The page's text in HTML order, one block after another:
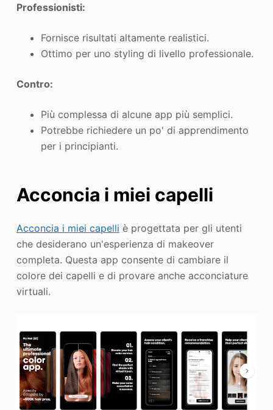
Professionisti:
Fornisce risultati altamente realistici.
Ottimo per uno styling di livello professionale.
Contro:
Più complessa di alcune app più semplici.
Potrebbe richiedere un po' di apprendimento
per i principianti.
Acconcia i miei capelli
Acconcia i miei capelli è progettata per gli utenti
che desiderano un'esperienza di makeover
completa. Questa app consente di cambiare il
colore dei capelli e di provare anche acconciature
virtuali.